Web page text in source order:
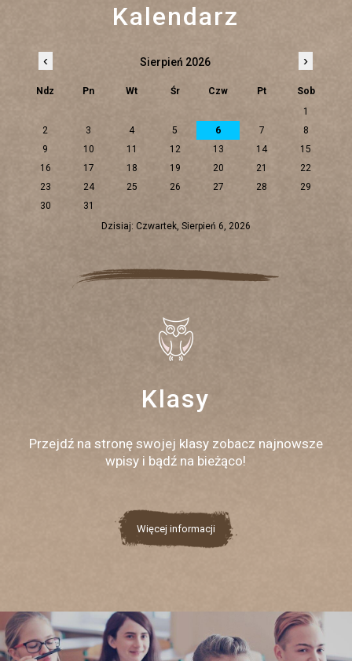
Kalendarz
‹ Sierpień 2026 ›
Ndz Pn Wt Śr Czw Pt
Sob
1
2
3 4 5 6 7
8
9
10 11 12 13 14
15
16
17 18 19 20 21
22
23
24 25 26 27 28
29
30
31
Dzisiaj: Czwartek, Sierpień 6, 2026
Klasy
Przejdź na stronę swojej klasy zobacz najnowsze
wpisy i bądź na bieżąco!
Więcej informacji